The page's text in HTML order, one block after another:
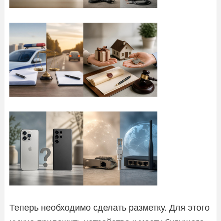
Теперь необходимо сделать разметку. Для этого